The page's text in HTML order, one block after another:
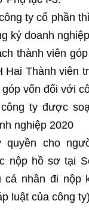
ty cổ phần
ký doanh
thành viên
Hai Thành viên
vốn đối với
ty được
nghiệp 2020
quyền cho
nộp hồ sơ tại
cá nhân đi nộp
luật của công ty)